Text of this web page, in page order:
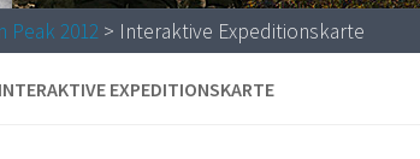
Peak 2012 > Interaktive Expeditionskarte
INTERAKTIVE EXPEDITIONSKARTE